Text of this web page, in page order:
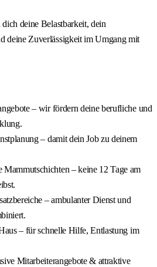
deine Belastbarkeit, dein
deine Zuverlässigkeit im Umgang mit
– wir fördern deine berufliche und
– damit dein Job zu deinem
Mammutschichten – keine 12 Tage am
– ambulanter Dienst und
– für schnelle Hilfe, Entlastung im
Mitarbeiterangebote & attraktive